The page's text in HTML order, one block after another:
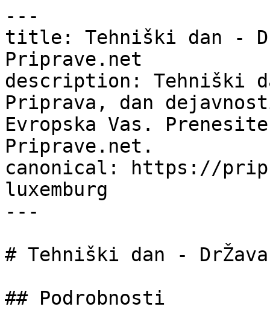
---
title: Tehniški dan -
Priprave.net
description: Tehniški
Priprava, dan
Evropska Vas.
Priprave.net.
canonical: https://
luxemburg
---
# Tehniški dan - DrŽava
## Podrobnosti